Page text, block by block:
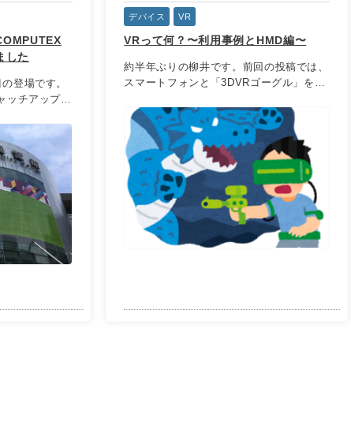
した
登場です。
チアップす
デバイス VR
VRって何？〜利用事例とHMD編〜
約半年ぶりの柳井です。前回の投稿では、
スマートフォンと「3DVRゴーグル」を使